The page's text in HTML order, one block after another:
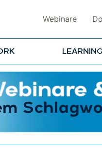
Webinare
LEARNING